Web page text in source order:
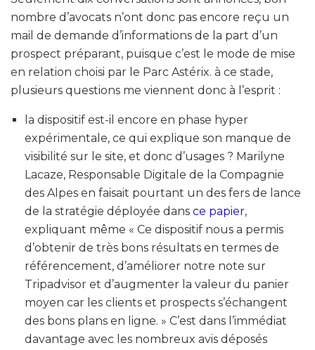
nombre d’avocats n’ont donc pas encore reçu un
mail de demande d’informations de la part d’un
prospect préparant, puisque c’est le mode de mise
en relation choisi par le Parc Astérix. à ce stade,
plusieurs questions me viennent donc à l’esprit :
la dispositif est-il encore en phase hyper
expérimentale, ce qui explique son manque de
visibilité sur le site, et donc d’usages ? Marilyne
Lacaze, Responsable Digitale de la Compagnie
des Alpes en faisait pourtant un des fers de lance
de la stratégie déployée dans ce papier,
expliquant même « Ce dispositif nous a permis
d’obtenir de très bons résultats en termes de
référencement, d’améliorer notre note sur
Tripadvisor et d’augmenter la valeur du panier
moyen car les clients et prospects s’échangent
des bons plans en ligne. » C’est dans l’immédiat
davantage avec les nombreux avis déposés